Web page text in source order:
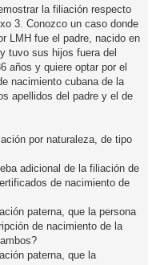
la filiación respecto
3. Conozco un caso donde
LMH fue el padre, nacido en
tuvo sus hijos fuera del
años y quiere optar por el
nacimiento cubana de la
apellidos del padre y el de
por naturaleza, de tipo
adicional de la filiación de
de nacimiento de
paterna, que la persona
de nacimiento de la
paterna, que la